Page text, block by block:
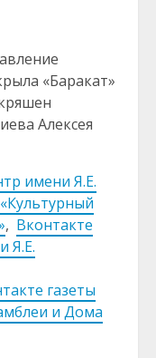
«Баракат»
Алексея
имени Я.Е.
, Вконтакте
Я.Е.
газеты
и Дома